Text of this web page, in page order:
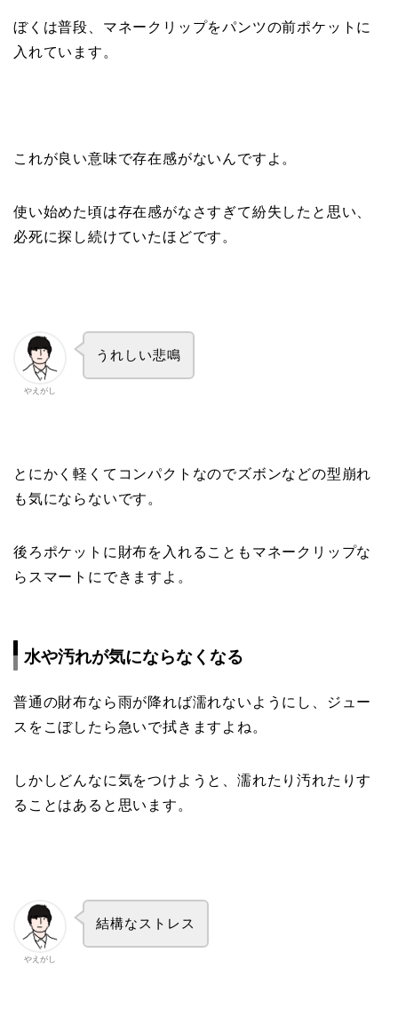
ぼくは普段、マネークリップをパンツの前ポケットに
入れています。
これが良い意味で存在感がないんですよ。
使い始めた頃は存在感がなさすぎて紛失したと思い、
必死に探し続けていたほどです。
やえがし
うれしい悲鳴
とにかく軽くてコンパクトなのでズボンなどの型崩れ
も気にならないです。
後ろポケットに財布を入れることもマネークリップな
らスマートにできますよ。
水や汚れが気にならなくなる
普通の財布なら雨が降れば濡れないようにし、ジュー
スをこぼしたら急いで拭きますよね。
しかしどんなに気をつけようと、濡れたり汚れたりす
ることはあると思います。
やえがし
結構なストレス